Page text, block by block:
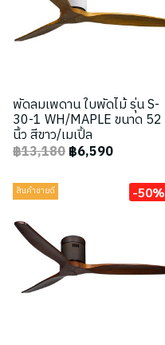
พัดลมเพดาน ใบพัดไม้ รุ่น S-
30-1 WH/MAPLE ขนาด 52
นิ้ว สีขาว/เมเปิ้ล
฿13,180฿6,590
สินค้าขายดี -50%